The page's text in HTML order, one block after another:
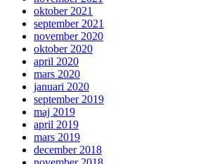
oktober 2021
september 2021
november 2020
oktober 2020
april 2020
mars 2020
januari 2020
september 2019
maj 2019
april 2019
mars 2019
december 2018